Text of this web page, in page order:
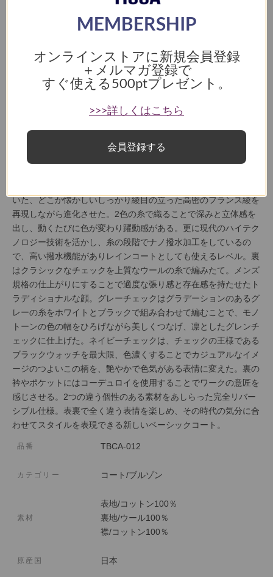
進化するベーシックの美しさ ＜リバーシブルステンカラーコー
>>同シリーズのショート丈の商品ページはこちら
さを追求したステンカラーコート。どこからみても美しいシルエ
ット、余計なディテールをなくすことでベーシックなステンカラ
ーコートの魅力を引き出したデザイン。裏はヴィンテージアイテ
ムの名作であるモーターサイクルコートをデザインベースに気品
いた、どこか懐かしいしっかり綾目の立った高密のフランス綾を
再現しながら進化させた。2色の糸で織ることで深みと立体感を
出し、動くたびに色が変わり躍動感がある。更に現代のハイテク
ノロジー技術を活かし、糸の段階でナノ撥水加工をしているの
で、高い撥水機能がありレインコートとしても使えるレベル。裏
はクラシックなチェックを上質なウールの糸で編みたて。メンズ
規格の仕上がりにすることで適度な張り感と存在感を持たせたト
ラディショナルな顔。グレーチェックはグラデーションのあるグ
レーの糸をホワイトとブラックで組み合わせて編むことで、モノ
トーンの色の幅をひろげながら美しくつなげ、凛としたグレンチ
ェックに仕上げた。ネイビーチェックは、チェックの王様である
ブラックウォッチを最大限、色濃くすることでカジュアルなイメ
ージのつよいこの柄を、艶やかで色気がある表情に変えた。裏の
衿やポケットにはコーデュロイを使用することでワークの意匠を
感じさせる。2つの違う個性のある素材をあしらった完全リバー
シブル仕様。表裏で全く違う表情を楽しめ、その時代の気分に合
わせてスタイルを表現できる新しいベーシックコート。
品番 TBCA-012
カテゴリー コート/ブルゾン
素材
表地/コットン100％
裏地/ウール100％
襟/コットン100％
原産国 日本
MEMBERSHIP
オンラインストアに新規会員登録
＋メルマガ登録で
すぐ使える500ptプレゼント。
>>>詳しくはこちら
会員登録する